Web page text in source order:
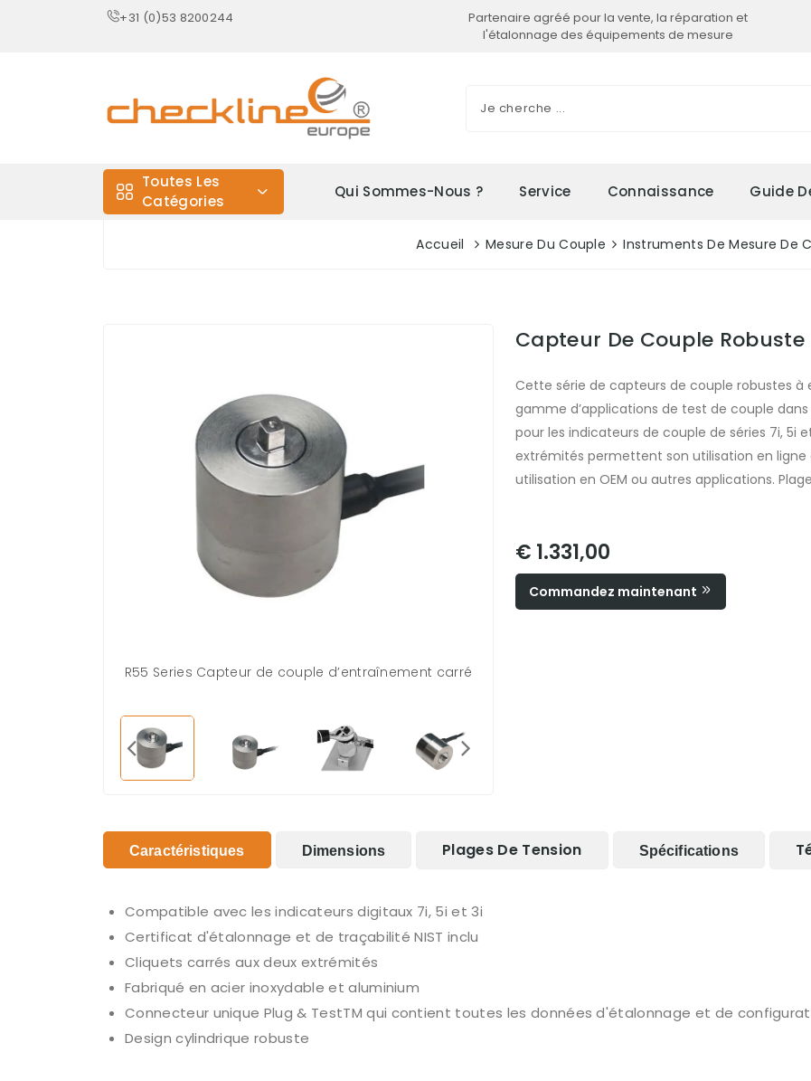
+31 (0)53 8200244
Partenaire agréé pour la vente, la réparation et
l'étalonnage des équipements de mesure
Toutes Les
Catégories
Qui Sommes-Nous ? Service Connaissance Guide
Accueil Mesure Du Couple Instruments De Mesure De
R55 Series Capteur de couple d’entraînement carré
Capteur De Couple Robuste
Cette série de capteurs de couple robustes
gamme d’applications de test de couple
pour les indicateurs de couple de séries 7i, 5i
extrémités permettent son utilisation en
utilisation en OEM ou autres applications.
€ 1.331,00
Commandez maintenant
Caractéristiques Dimensions Plages De Tension Spécifications
Compatible avec les indicateurs digitaux 7i, 5i et 3i
Certificat d'étalonnage et de traçabilité NIST inclu
Cliquets carrés aux deux extrémités
Fabriqué en acier inoxydable et aluminium
Connecteur unique Plug & TestTM qui contient toutes les données d'étalonnage et de
Design cylindrique robuste